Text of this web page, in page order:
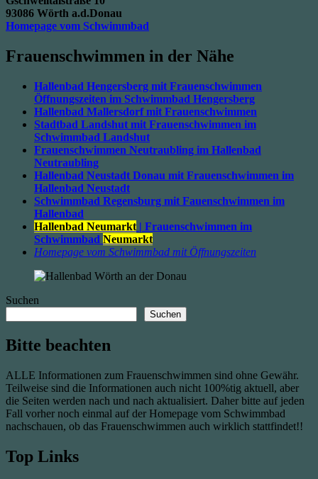
93086 Wörth a.d.Donau
Homepage vom Schwimmbad
Frauenschwimmen in der Nähe
Hallenbad Hengersberg mit Frauenschwimmen
Öffnungszeiten im Schwimmbad Hengersberg
Hallenbad Mallersdorf mit Frauenschwimmen
Stadtbad Landshut mit Frauenschwimmen im
Schwimmbad Landshut
Frauenschwimmen Neutraubling im Hallenbad
Neutraubling
Hallenbad Neustadt Donau mit Frauenschwimmen im
Hallenbad Neustadt
Schwimmbad Regensburg mit Fauenschwimmen im
Hallenbad
Hallenbad Neumarkt | Frauenschwimmen im
Schwimmbad Neumarkt
Homepage vom Schwimmbad mit Öffnungszeiten
Suchen
Suchen
Bitte beachten
ALLE Informationen zum Frauenschwimmen sind ohne Gewähr.
Teilweise sind die Informationen auch nicht 100%tig aktuell, aber
die Seiten werden nach und nach aktualisiert. Daher bitte auf jeden
Fall vorher noch einmal auf der Homepage vom Schwimmbad
nachschauen, ob das Frauenschwimmen auch wirklich stattfindet!!
Top Links